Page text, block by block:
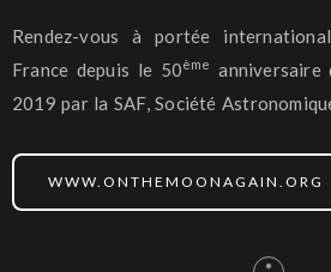
Rendez-vous à portée
France depuis le 50ème
anniversaire
2019 par la SAF, Société
WWW.ONTHEMOONAGAIN.ORG